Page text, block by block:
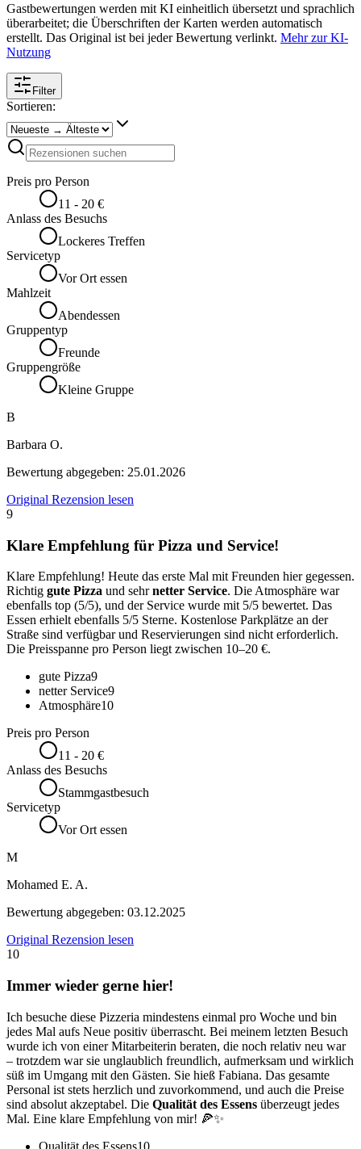
Gastbewertungen werden mit KI einheitlich übersetzt und sprachlich
überarbeitet; die Überschriften der Karten werden automatisch
erstellt. Das Original ist bei jeder Bewertung verlinkt. Mehr zur KI-
Nutzung
Filter
Sortieren:
Preis pro Person
11 - 20 €
Anlass des Besuchs
Lockeres Treffen
Servicetyp
Vor Ort essen
Mahlzeit
Abendessen
Gruppentyp
Freunde
Gruppengröße
Kleine Gruppe
B
Barbara O.
Bewertung abgegeben: 25.01.2026
Original Rezension lesen
9
Klare Empfehlung für Pizza und Service!
Klare Empfehlung! Heute das erste Mal mit Freunden hier gegessen.
Richtig gute Pizza und sehrnetter Service. Die Atmosphäre war
ebenfalls top (5/5), und der Service wurde mit 5/5 bewertet. Das
Essen erhielt ebenfalls 5/5 Sterne. Kostenlose Parkplätze an der
Straße sind verfügbar und Reservierungen sind nicht erforderlich.
Die Preisspanne pro Person liegt zwischen 10–20 €.
gute Pizza9
netter Service9
Atmosphäre10
Preis pro Person
11 - 20 €
Anlass des Besuchs
Stammgastbesuch
Servicetyp
Vor Ort essen
M
Mohamed E. A.
Bewertung abgegeben: 03.12.2025
Original Rezension lesen
10
Immer wieder gerne hier!
Ich besuche diese Pizzeria mindestens einmal pro Woche und bin
jedes Mal aufs Neue positiv überrascht. Bei meinem letzten Besuch
wurde ich von einer Mitarbeiterin beraten, die noch relativ neu war
– trotzdem war sie unglaublich freundlich, aufmerksam und wirklich
süß im Umgang mit den Gästen. Sie hieß Fabiana. Das gesamte
Personal ist stets herzlich und zuvorkommend, und auch die Preise
sind absolut akzeptabel. Die Qualität des Essens überzeugt jedes
Mal. Eine klare Empfehlung von mir! 🍕✨
Qualität des Essens10